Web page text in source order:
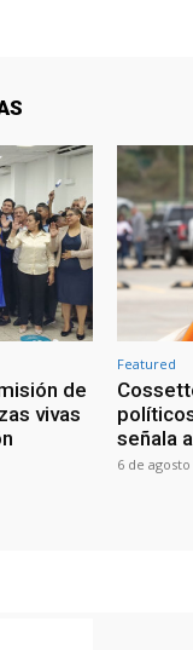
de
vivas
Featured
señala
6 de